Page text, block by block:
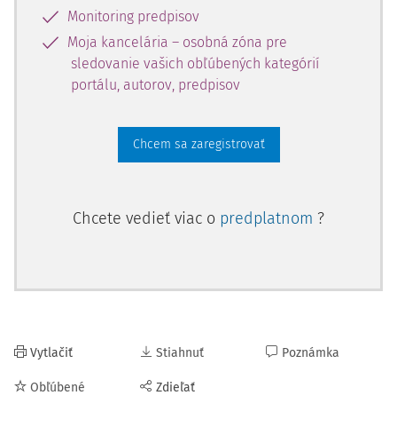
Monitoring predpisov
Moja kancelária – osobná zóna pre
sledovanie vašich obľúbených kategórií
portálu, autorov, predpisov
Chcem sa zaregistrovať
Chcete vedieť viac o predplatnom ?
Vytlačiť
Obľúbené
Stiahnuť
Zdieľať
Poznámka